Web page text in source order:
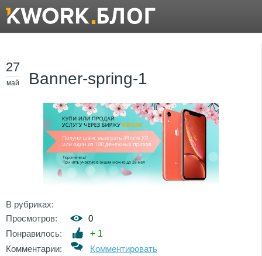
27
май Banner-spring-1
В рубриках:
Просмотров:
0
Понравилось:
+ 1
Комментарии:
Комментировать